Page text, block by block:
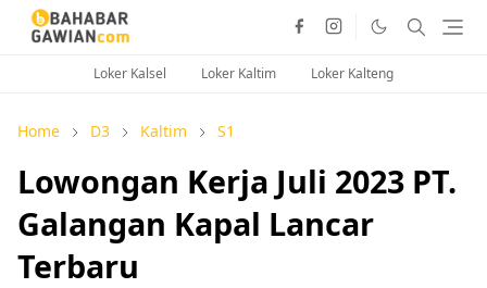
Loker Kalsel Loker Kaltim Loker Kalteng
Home D3 Kaltim S1
Lowongan Kerja Juli 2023 PT.
Galangan Kapal Lancar
Terbaru